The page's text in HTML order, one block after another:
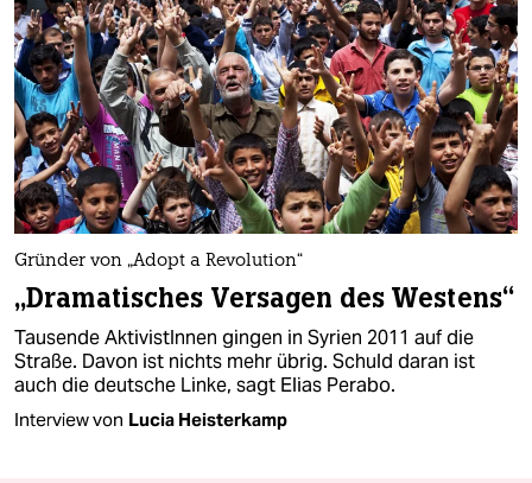
Gründer von „Adopt a Revolution“
„Dramatisches Versagen des Westens“
Tausende AktivistInnen gingen in Syrien 2011 auf die
Straße. Davon ist nichts mehr übrig. Schuld daran ist
auch die deutsche Linke, sagt Elias Perabo.
Interview von Lucia Heisterkamp